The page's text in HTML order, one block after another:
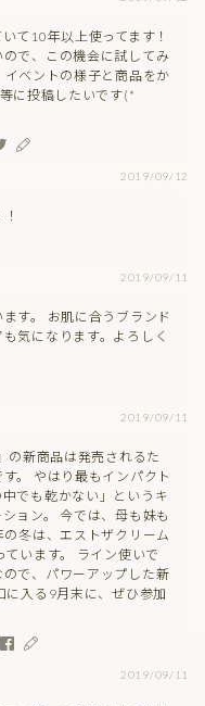
て10年以上使ってます！
で、この機会に試してみ
ベントの様子と商品をか
に投稿したいです(*
2019/09/12
2019/09/11
す。 お肌に合うブランド
気になります。よろしく
2019/09/11
の新商品は発売されるた
。 やはり最もインパクト
でも乾かない」というキ
ョン。 今では、母も妹も
冬は、エストザクリーム
います。 ライン使いで
で、パワーアップした新
に入る9月末に、ぜひ参加
2019/09/11